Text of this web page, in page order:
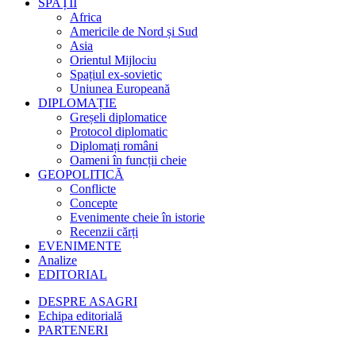
SPAȚII
Africa
Americile de Nord și Sud
Asia
Orientul Mijlociu
Spațiul ex-sovietic
Uniunea Europeană
DIPLOMAȚIE
Greșeli diplomatice
Protocol diplomatic
Diplomați români
Oameni în funcții cheie
GEOPOLITICĂ
Conflicte
Concepte
Evenimente cheie în istorie
Recenzii cărți
EVENIMENTE
Analize
EDITORIAL
DESPRE ASAGRI
Echipa editorială
PARTENERI